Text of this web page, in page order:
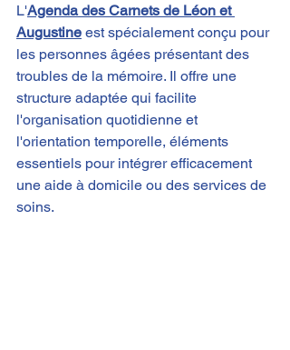
L'Agenda des Carnets de Léon et
Augustine est spécialement conçu pour
les personnes âgées présentant des
troubles de la mémoire. Il offre une
structure adaptée qui facilite
l'organisation quotidienne et
l'orientation temporelle, éléments
essentiels pour intégrer efficacement
une aide à domicile ou des services de
soins.